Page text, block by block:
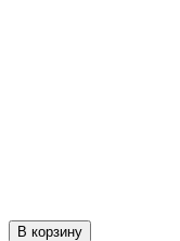
В корзину